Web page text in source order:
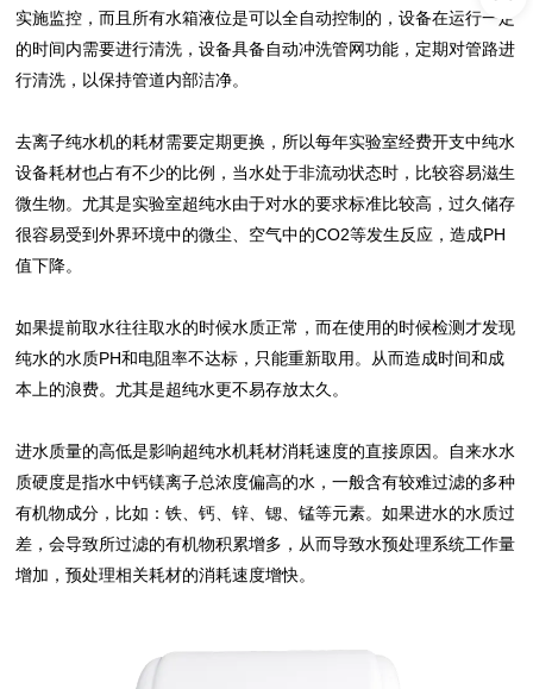
实施监控，而且所有水箱液位是可以全自动控制的，设备在运行一定
的时间内需要进行清洗，设备具备自动冲洗管网功能，定期对管路进
行清洗，以保持管道内部洁净。
去离子纯水机的耗材需要定期更换，所以每年实验室经费开支中纯水
设备耗材也占有不少的比例，当水处于非流动状态时，比较容易滋生
微生物。尤其是实验室超纯水由于对水的要求标准比较高，过久储存
很容易受到外界环境中的微尘、空气中的CO2等发生反应，造成PH
值下降。
如果提前取水往往取水的时候水质正常，而在使用的时候检测才发现
纯水的水质PH和电阻率不达标，只能重新取用。从而造成时间和成
本上的浪费。尤其是超纯水更不易存放太久。
进水质量的高低是影响超纯水机耗材消耗速度的直接原因。自来水水
质硬度是指水中钙镁离子总浓度偏高的水，一般含有较难过滤的多种
有机物成分，比如：铁、钙、锌、锶、锰等元素。如果进水的水质过
差，会导致所过滤的有机物积累增多，从而导致水预处理系统工作量
增加，预处理相关耗材的消耗速度增快。